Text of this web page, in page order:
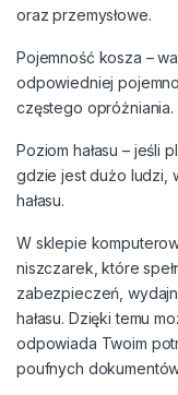
oraz przemysłowe.
Pojemność kosza –
odpowiedniej
częstego opróżniania.
Poziom hałasu – jeśli
gdzie jest dużo ludzi,
hałasu.
W sklepie
niszczarek, które
zabezpieczeń,
hałasu. Dzięki temu
odpowiada Twoim
poufnych